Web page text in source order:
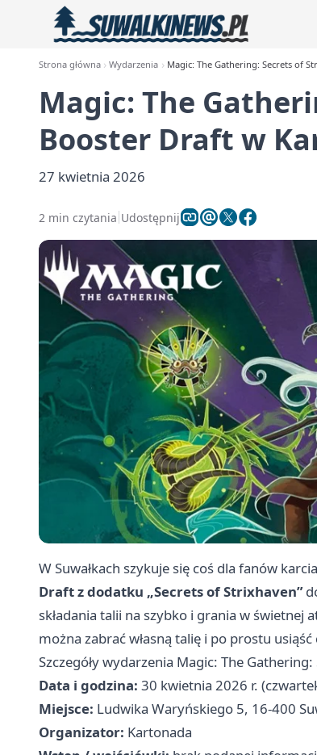
Strona główna Wydarzenia Magic: The Gathering: Secrets of
Magic: The
Booster Draft w
27 kwietnia 2026
2 min czytania Udostępnij
W Suwałkach szykuje się coś dla fanów
Draft z dodatku „Secrets of Strixhaven”
składania talii na szybko i grania w świetnej
można zabrać własną talię i po prostu
Szczegóły wydarzenia Magic: The
Data i godzina: 30 kwietnia 2026 r.
Miejsce: Ludwika Waryńskiego 5, 16-400
Organizator: Kartonada